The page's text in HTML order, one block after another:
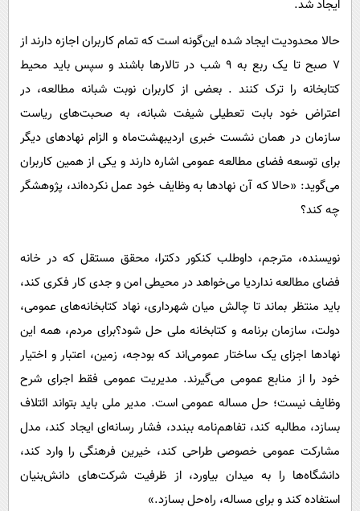
ایجاد شد‌.
حالا محدودیت ایجاد شده این‌گونه است که تمام کاربران اجازه دارند از
7 صبح تا یک ربع به 9 شب در تالارها باشند و سپس باید محیط
کتابخانه را ترک کنند . بعضی از کاربران نوبت شبانه مطالعه، در
اعتراض خود بابت تعطیلی شیفت شبانه، به صحبت‌های ریاست
سازمان در همان نشست خبری اردیبهشت‌ماه و الزام نهادهای دیگر
برای توسعه فضای مطالعه عمومی اشاره دارند و یکی از همین کاربران
می‌گوید: «حالا که آن نهادها به وظایف خود عمل نکرده‌اند، پژوهشگر
چه کند؟
نویسنده، مترجم، داوطلب کنکور دکترا، محقق مستقل که در خانه
فضای مطالعه نداردیا می‌خواهد در محیطی امن و جدی کار فکری کند،
باید منتظر بماند تا چالش میان شهرداری، نهاد کتابخانه‌های عمومی،
دولت، سازمان برنامه و کتابخانه ملی حل شود؟برای مردم، همه این
نهادها اجزای یک ساختار عمومی‌اند که بودجه، زمین، اعتبار و اختیار
خود را از منابع عمومی می‌گیرند. مدیریت عمومی فقط اجرای شرح
وظایف نیست؛ حل مساله عمومی است. مدیر ملی باید بتواند ائتلاف
بسازد، مطالبه کند، تفاهم‌نامه ببندد، فشار رسانه‌ای ایجاد کند، مدل
مشارکت عمومی خصوصی طراحی کند، خیرین فرهنگی را وارد کند،
دانشگاه‌ها را به میدان بیاورد، از ظرفیت شرکت‌های دانش‌بنیان
استفاده کند و برای مساله، راه‌حل بسازد.»